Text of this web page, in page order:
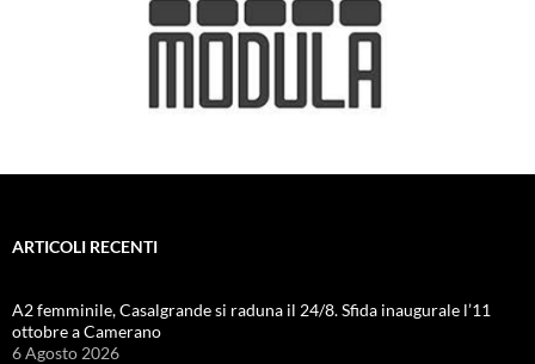
ARTICOLI RECENTI
A2 femminile, Casalgrande si raduna il 24/8. Sfida inaugurale l’11
ottobre a Camerano
6 Agosto 2026